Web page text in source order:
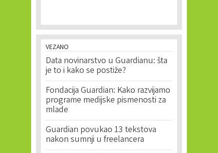
VEZANO
Data novinarstvo u Guardianu: šta
je to i kako se postiže?
Fondacija Guardian: Kako razvijamo
programe medijske pismenosti za
mlade
Guardian povukao 13 tekstova
nakon sumnji u freelancera